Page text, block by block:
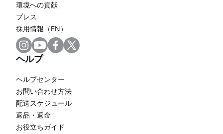
環境への貢献
プレス
採用情報（EN）
ヘルプ
ヘルプセンター
お問い合わせ方法
配送スケジュール
返品・返金
お役立ちガイド